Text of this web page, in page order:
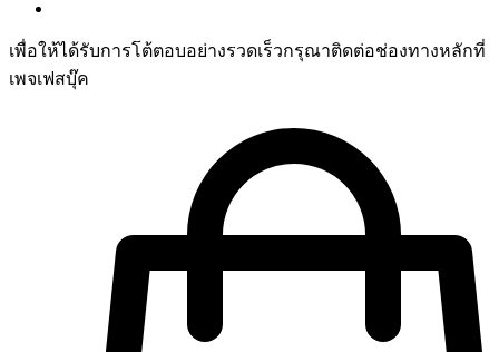
เพื่อให้ได้รับการโต้ตอบอย่างรวดเร็วกรุณาติดต่อช่องทางหลักที่
เพจเฟสบุ๊ค